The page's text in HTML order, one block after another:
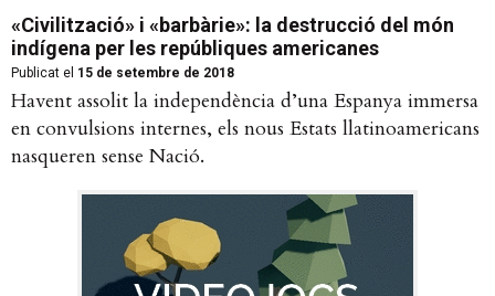
«Civilització» i «barbàrie»: la destrucció del món
indígena per les repúbliques americanes
Publicat el 15 de setembre de 2018
Havent assolit la independència d’una Espanya immersa
en convulsions internes, els nous Estats llatinoamericans
nasqueren sense Nació.